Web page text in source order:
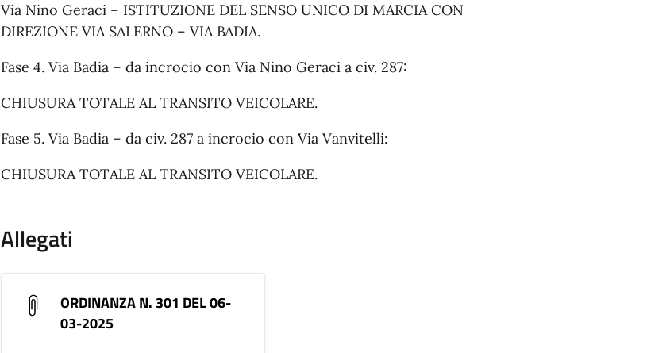
Via Nino Geraci – ISTITUZIONE DEL SENSO UNICO DI MARCIA CON
DIREZIONE VIA SALERNO – VIA BADIA.
Fase 4. Via Badia – da incrocio con Via Nino Geraci a civ. 287:
CHIUSURA TOTALE AL TRANSITO VEICOLARE.
Fase 5. Via Badia – da civ. 287 a incrocio con Via Vanvitelli:
CHIUSURA TOTALE AL TRANSITO VEICOLARE.
Allegati
ORDINANZA N. 301 DEL 06-
03-2025